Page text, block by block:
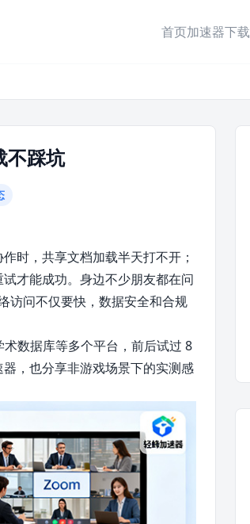
首页加速器下载
不踩坑
时，共享文档加载半天打不开；
才能成功。身边不少朋友都在问
访问不仅要快，数据安全和合规
数据库等多个平台，前后试过 8
，也分享非游戏场景下的实测感